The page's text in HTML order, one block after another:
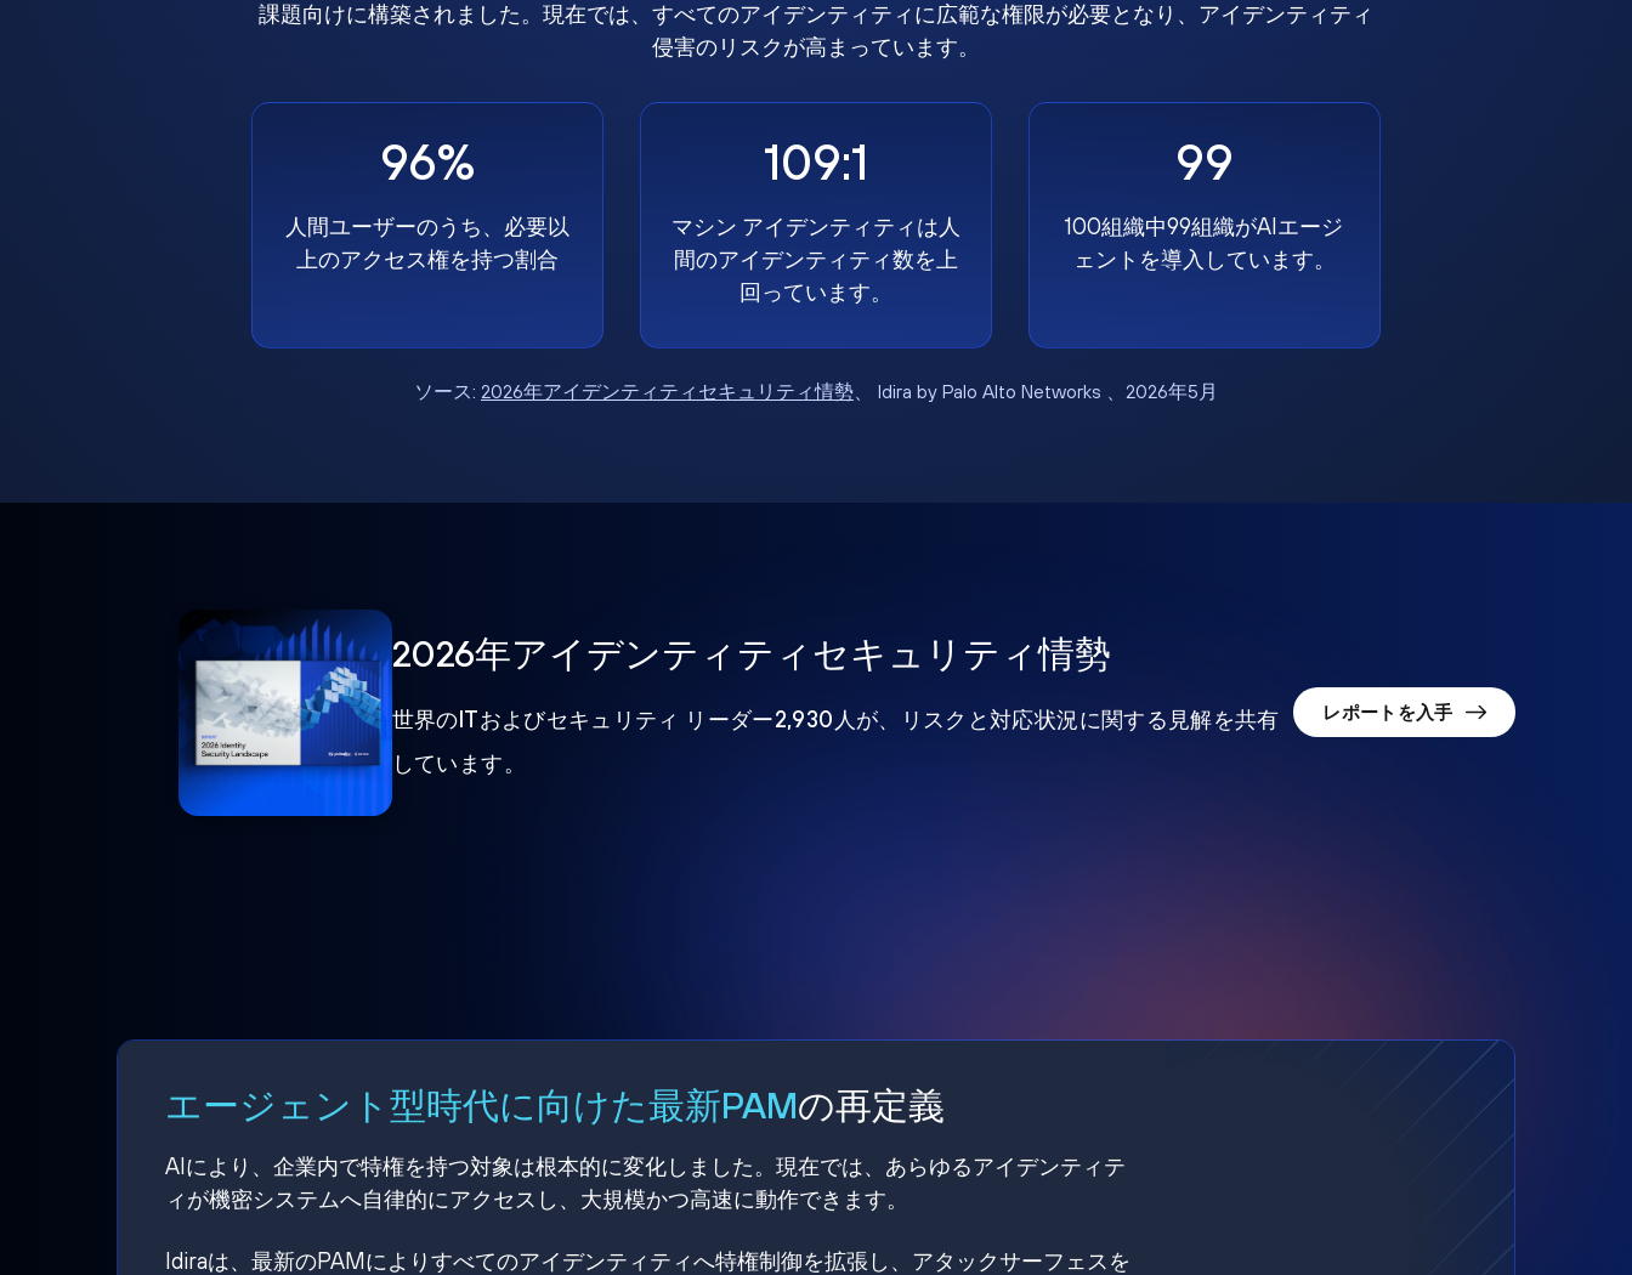
課題向けに構築されました。現在では、すべてのアイデンティティに広範な権限が必要となり、アイデンティティ
侵害のリスクが高まっています。
96%
人間ユーザーのうち、必要以
上のアクセス権を持つ割合
109:1
マシン アイデンティティは人
間のアイデンティティ数を上
回っています。
99
100組織中99組織がAIエージ
ェントを導入しています。
ソース: 2026年アイデンティティセキュリティ情勢、 Idira by Palo Alto Networks 、2026年5月
2026年アイデンティティセキュリティ情勢
世界のITおよびセキュリティ リーダー2,930人が、リスクと対応状況に関する見解を共有
しています。
レポートを入手
エージェント型時代に向けた最新PAMの再定義
AIにより、企業内で特権を持つ対象は根本的に変化しました。現在では、あらゆるアイデンティテ
ィが機密システムへ自律的にアクセスし、大規模かつ高速に動作できます。
Idiraは、最新のPAMによりすべてのアイデンティティへ特権制御を拡張し、アタックサーフェスを